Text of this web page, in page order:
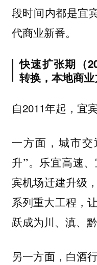
段时间内都是宜
代商业新番。
快速扩张期（
转换，本地商
自2011年起，宜
一方面，城市
升”。 乐宜高速
宾机场迁建升级
系列重大工程，
跃成为川、滇、
另一方面， 白酒